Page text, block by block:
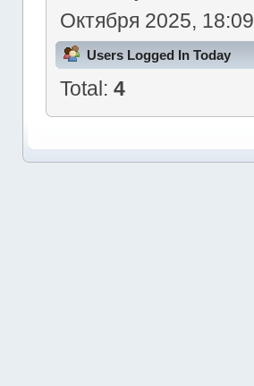
Октября 2025,
Users Logged In Today
Total: 4